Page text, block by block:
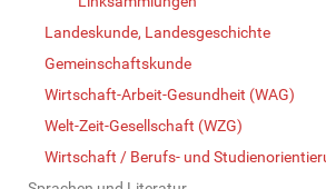
Landeskunde, Landesgeschichte
Gemeinschaftskunde
Wirtschaft-Arbeit-Gesundheit (WAG)
Welt-Zeit-Gesellschaft (WZG)
Wirtschaft / Berufs- und